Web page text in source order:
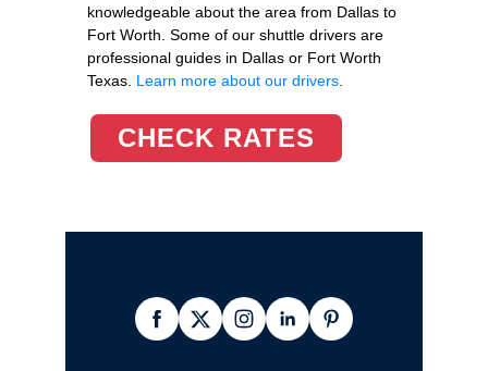
knowledgeable about the area from Dallas to
Fort Worth. Some of our shuttle drivers are
professional guides in Dallas or Fort Worth
Texas. Learn more about our drivers
CHECK RATES